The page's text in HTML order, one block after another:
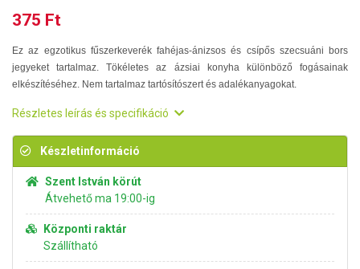
375 Ft
Ez az egzotikus fűszerkeverék fahéjas-ánizsos és csípős szecsuáni bors
jegyeket tartalmaz. Tökéletes az ázsiai konyha különböző fogásainak
elkészítéséhez. Nem tartalmaz tartósítószert és adalékanyagokat.
Részletes leírás és specifikáció
Készletinformáció
Szent István körút
Átvehető ma 19:00-ig
Központi raktár
Szállítható